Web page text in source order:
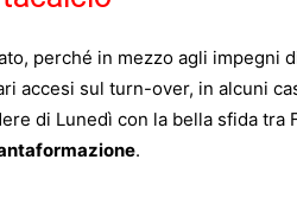
perché in mezzo agli impegni
accesi sul turn-over, in alcuni
di Lunedì con la bella sfida tra
.